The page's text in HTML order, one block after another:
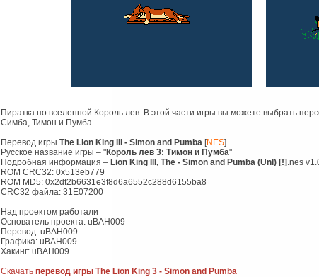
Пиратка по вселенной Король лев. В этой части игры вы можете выбрать
Симба, Тимон и Пумба.
Перевод игры The Lion King III - Simon and Pumba [NES]
Русское название игры – "Король лев 3: Тимон и Пумба"
Подробная информация – Lion King III, The - Simon and Pumba (Unl) [!] .nes
ROM CRC32: 0x513eb779
ROM MD5: 0x2df2b6631e3f8d6a6552c288d6155ba8
CRC32 файла: 31E07200
Над проектом работали
Основатель проекта: uBAH009
Перевод: uBAH009
Графика: uBAH009
Хакинг: uBAH009
Скачать перевод игры The Lion King 3 - Simon and Pumba